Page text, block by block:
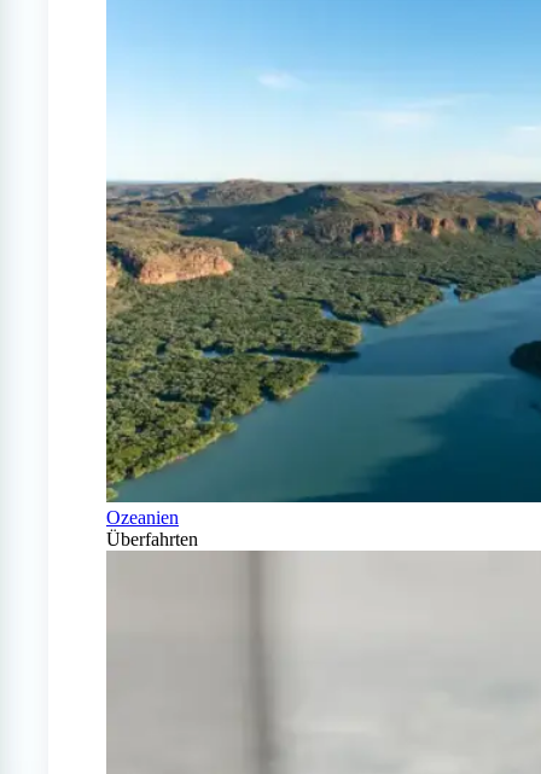
Ozeanien
Überfahrten